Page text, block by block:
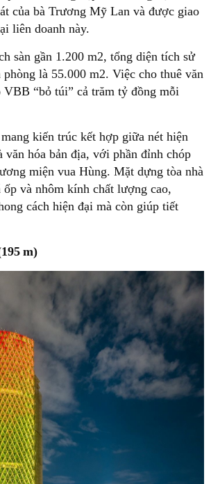
của bà Trương Mỹ Lan và được giao
liên doanh này.
sàn gần 1.200 m2, tổng diện tích sử
là 55.000 m2. Việc cho thuê văn
VBB “bỏ túi” cả trăm tỷ đồng mỗi
kiến trúc kết hợp giữa nét hiện
văn hóa bản địa, với phần đỉnh chóp
miện vua Hùng. Mặt dựng tòa nhà
ốp và nhôm kính chất lượng cao,
cách hiện đại mà còn giúp tiết
m)